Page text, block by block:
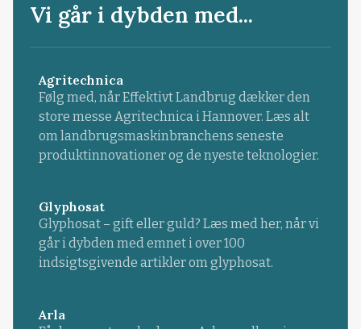
Vi går i dybden med...
Agritechnica
Følg med, når Effektivt Landbrug dækker den
store messe Agritechnica i Hannover. Læs alt
om landbrugsmaskinbranchens seneste
produktinnovationer og de nyeste teknologier.
Glyphosat
Glyphosat – gift eller guld? Læs med her, når vi
går i dybden med emnet i over 100
indsigtsgivende artikler om glyphosat.
Arla